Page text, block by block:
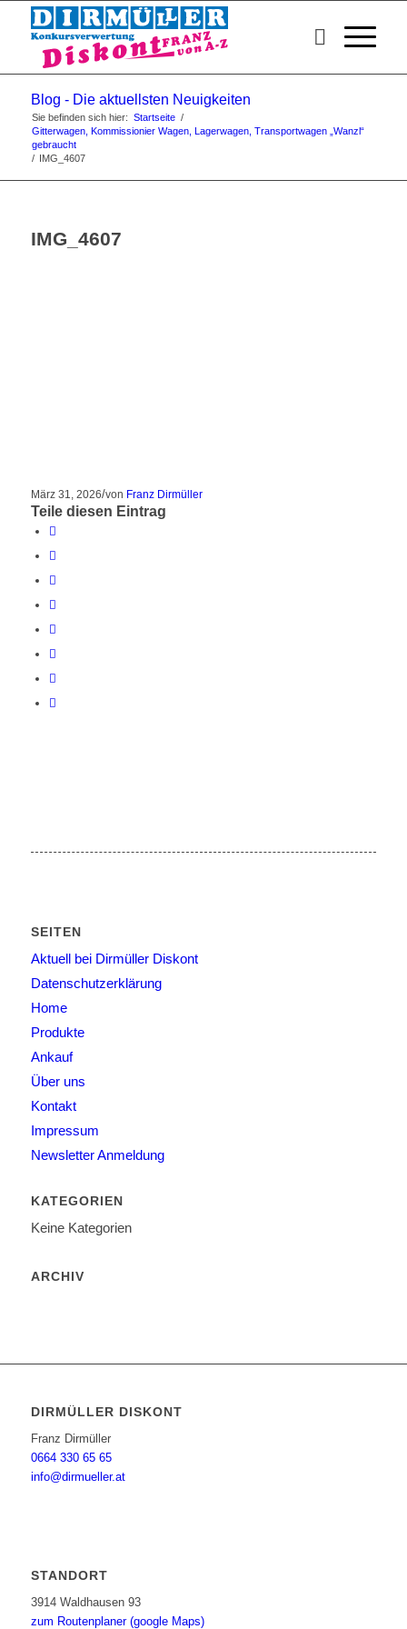
Blog - Die aktuellsten Neuigkeiten
Sie befinden sich hier: Startseite /
Gitterwagen, Kommissionier Wagen, Lagerwagen, Transportwagen „Wanzl“
gebraucht
/ IMG_4607
IMG_4607
März 31, 2026/von Franz Dirmüller
Teile diesen Eintrag
SEITEN
Aktuell bei Dirmüller Diskont
Datenschutzerklärung
Home
Produkte
Ankauf
Über uns
Kontakt
Impressum
Newsletter Anmeldung
KATEGORIEN
Keine Kategorien
ARCHIV
DIRMÜLLER DISKONT
Franz Dirmüller
0664 330 65 65
info@dirmueller.at
STANDORT
3914 Waldhausen 93
zum Routenplaner (google Maps)